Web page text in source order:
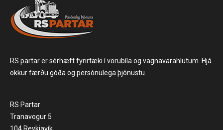
RS partar er sérhæft fyrirtæki í vörubíla og vagnavarahlutum. Hjá
okkur færðu góða og persónulega þjónustu.
RS Partar
Tranavogur 5